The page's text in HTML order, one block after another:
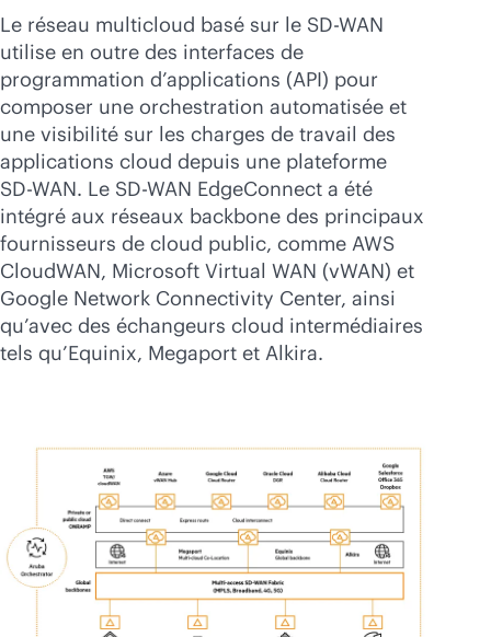
Le réseau multicloud basé sur le SD-WAN
utilise en outre des interfaces de
programmation d’applications (API) pour
composer une orchestration automatisée et
une visibilité sur les charges de travail des
applications cloud depuis une plateforme
SD-WAN. Le SD-WAN EdgeConnect a été
intégré aux réseaux backbone des principaux
fournisseurs de cloud public, comme AWS
CloudWAN, Microsoft Virtual WAN (vWAN) et
Google Network Connectivity Center, ainsi
qu’avec des échangeurs cloud intermédiaires
tels qu’Equinix, Megaport et Alkira.